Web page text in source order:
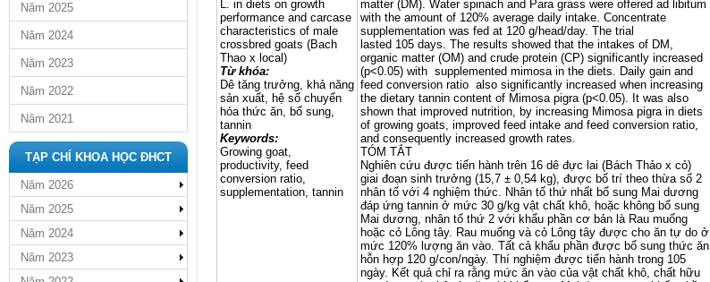
Năm 2025
Năm 2024
Năm 2023
Năm 2022
Năm 2021
TẠP CHÍ KHOA HỌC ĐHCT
Năm 2026
Năm 2025
Năm 2024
Năm 2023
L. in diets on growth
performance and carcase
characteristics of male
crossbred goats (Bach
Thao x local)
Từ khóa:
Dê tăng trưởng, khả năng
sản xuất, hệ số chuyển
hóa thức ăn, bổ sung,
tannin
Keywords:
Growing goat,
productivity, feed
conversion ratio,
supplementation, tannin
matter (DM). Water spinach and Para grass were offered ad libitum
with the amount of 120% average daily intake. Concentrate
supplementation was fed at 120 g/head/day. The trial
lasted 105 days. The results showed that the intakes of DM,
organic matter (OM) and crude protein (CP) significantly increased
(p<0.05) with supplemented mimosa in the diets. Daily gain and
feed conversion ratio also significantly increased when increasing
the dietary tannin content of Mimosa pigra (p<0.05). It was also
shown that improved nutrition, by increasing Mimosa pigra in diets
of growing goats, improved feed intake and feed conversion ratio,
and consequently increased growth rates.
TÓM TẮT
Nghiên cứu được tiến hành trên 16 dê đực lai (Bách Thảo x cỏ)
giai đoạn sinh trưởng (15,7 ± 0,54 kg), được bố trí theo thừa số 2
nhân tố với 4 nghiệm thức. Nhân tố thứ nhất bổ sung Mai dương
đáp ứng tannin ở mức 30 g/kg vật chất khô, hoặc không bổ sung
Mai dương, nhân tố thứ 2 với khẩu phần cơ bản là Rau muống
hoặc cỏ Lông tây. Rau muống và cỏ Lông tây được cho ăn tự do ở
mức 120% lượng ăn vào. Tất cả khẩu phần được bổ sung thức ăn
hỗn hợp 120 g/con/ngày. Thí nghiệm được tiến hành trong 105
ngày. Kết quả chỉ ra rằng mức ăn vào của vật chất khô, chất hữu